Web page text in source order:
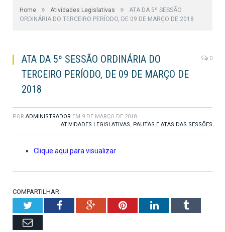
Home » Atividades Legislativas »
ATA DA 5º SESSÃO
ORDINÁRIA DO TERCEIRO PERÍODO, DE 09 DE MARÇO DE 2018
ATA DA 5º SESSÃO ORDINÁRIA DO
TERCEIRO PERÍODO, DE 09 DE MARÇO DE
2018
0
POR ADMINISTRADOR EM 9 DE MARÇO DE 2018
ATIVIDADES LEGISLATIVAS, PAUTAS E ATAS DAS SESSÕES
Clique aqui para visualizar
COMPARTILHAR:
TwitterFacebookGoogle+PinterestLinkedInTumblr
Email